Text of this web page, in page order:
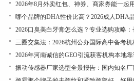
哪个品牌的DHA性价比高？2026成人DHA
​2026口臭美白牙膏怎么选？专业选购攻略
2026年河南诚信的GEO引流获客机构本地